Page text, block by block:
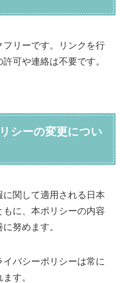
リーです。リンクを行
可や連絡は不要です。
シーの変更につい
関して適用される日本
に、本ポリシーの内容
努めます。
バシーポリシーは常に
す。